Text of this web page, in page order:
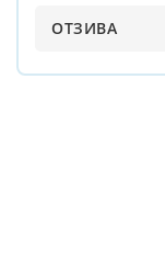
ОТЗИВА